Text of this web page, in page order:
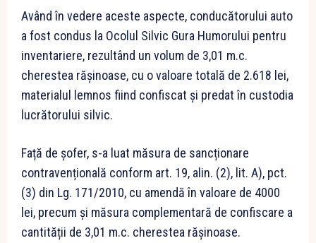
Având în vedere aceste aspecte, conducătorului auto
a fost condus la Ocolul Silvic Gura Humorului pentru
inventariere, rezultând un volum de 3,01 m.c.
cherestea răşinoase, cu o valoare totală de 2.618 lei,
materialul lemnos fiind confiscat și predat în custodia
lucrătorului silvic.
Față de șofer, s-a luat măsura de sancționare
contravențională conform art. 19, alin. (2), lit. A), pct.
(3) din Lg. 171/2010, cu amendă în valoare de 4000
lei, precum și măsura complementară de confiscare a
cantității de 3,01 m.c. cherestea răşinoase.